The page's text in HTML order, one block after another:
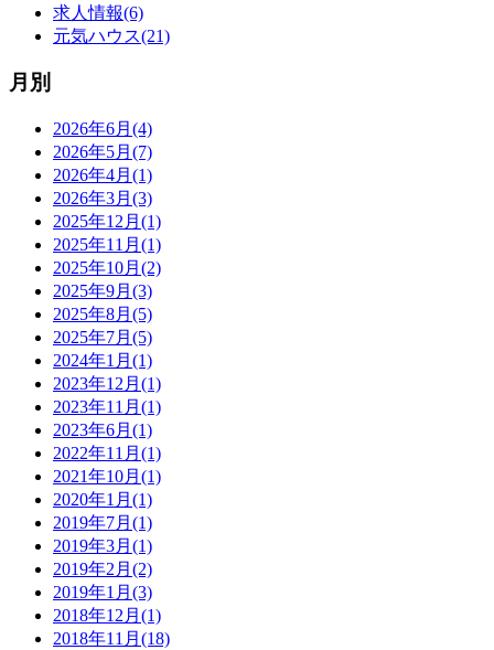
求人情報(6)
元気ハウス(21)
月別
2026年6月(4)
2026年5月(7)
2026年4月(1)
2026年3月(3)
2025年12月(1)
2025年11月(1)
2025年10月(2)
2025年9月(3)
2025年8月(5)
2025年7月(5)
2024年1月(1)
2023年12月(1)
2023年11月(1)
2023年6月(1)
2022年11月(1)
2021年10月(1)
2020年1月(1)
2019年7月(1)
2019年3月(1)
2019年2月(2)
2019年1月(3)
2018年12月(1)
2018年11月(18)